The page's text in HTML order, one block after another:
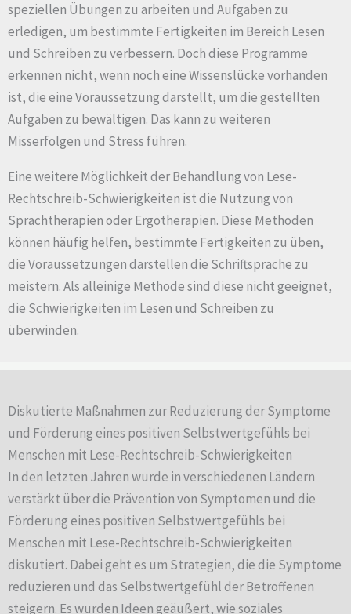
speziellen Übungen zu arbeiten und Aufgaben zu
erledigen, um bestimmte Fertigkeiten im Bereich Lesen
und Schreiben zu verbessern. Doch diese Programme
erkennen nicht, wenn noch eine Wissenslücke vorhanden
ist, die eine Voraussetzung darstellt, um die gestellten
Aufgaben zu bewältigen. Das kann zu weiteren
Misserfolgen und Stress führen.
Eine weitere Möglichkeit der Behandlung von Lese-
Rechtschreib-Schwierigkeiten ist die Nutzung von
Sprachtherapien oder Ergotherapien. Diese Methoden
können häufig helfen, bestimmte Fertigkeiten zu üben,
die Voraussetzungen darstellen die Schriftsprache zu
meistern. Als alleinige Methode sind diese nicht geeignet,
die Schwierigkeiten im Lesen und Schreiben zu
überwinden.
Diskutierte Maßnahmen zur Reduzierung der Symptome
und Förderung eines positiven Selbstwertgefühls bei
Menschen mit Lese-Rechtschreib-Schwierigkeiten
In den letzten Jahren wurde in verschiedenen Ländern
verstärkt über die Prävention von Symptomen und die
Förderung eines positiven Selbstwertgefühls bei
Menschen mit Lese-Rechtschreib-Schwierigkeiten
diskutiert. Dabei geht es um Strategien, die die Symptome
reduzieren und das Selbstwertgefühl der Betroffenen
steigern. Es wurden Ideen geäußert, wie soziales